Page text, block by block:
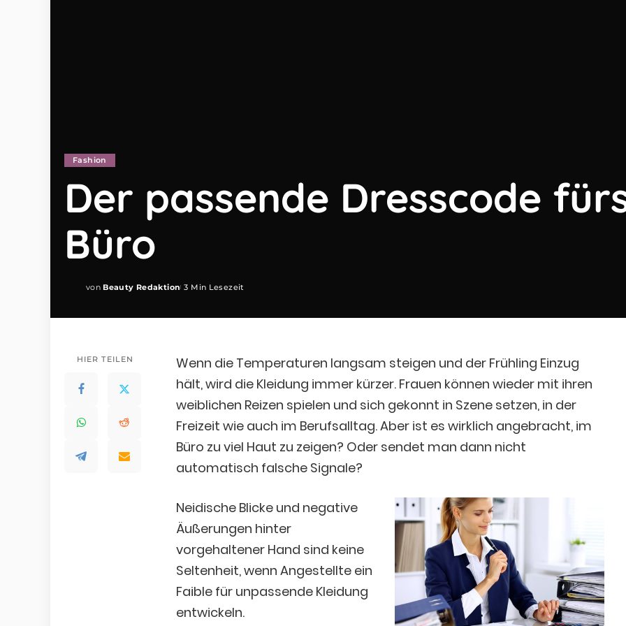
Fashion
Der passende Dresscode
Büro
Posted
von Beauty Redaktion 3 Min Lesezeit
HIER TEILEN
Wenn die Temperaturen langsam steigen und der Frühling Einzug
hält, wird die Kleidung immer kürzer. Frauen können wieder mit ihren
weiblichen Reizen spielen und sich gekonnt in Szene setzen, in der
Freizeit wie auch im Berufsalltag. Aber ist es wirklich angebracht, im
Büro zu viel Haut zu zeigen? Oder sendet man dann nicht
automatisch falsche Signale?
Neidische Blicke und negative
Äußerungen hinter
vorgehaltener Hand sind keine
Seltenheit, wenn Angestellte ein
Faible für unpassende Kleidung
entwickeln.